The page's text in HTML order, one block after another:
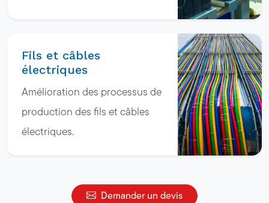
Fils et câbles
électriques
Amélioration des processus de
production des fils et câbles
électriques.
Demander un devis